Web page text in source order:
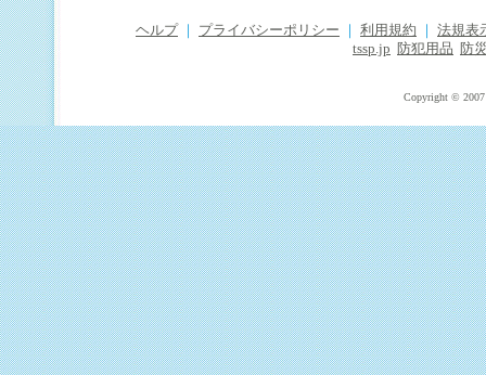
ヘルプ プライバシーポリシー 利用規約
法規表
tssp.jp
防犯用品 防
Copyright © 2007